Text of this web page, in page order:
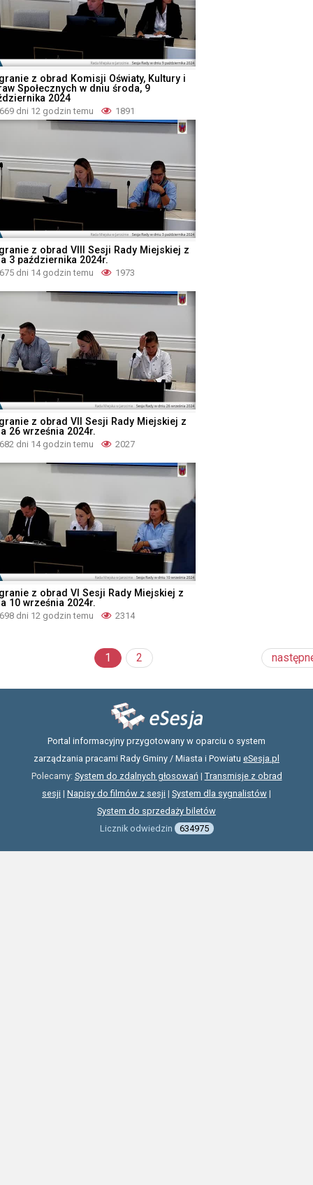
z obrad Komisji Oświaty, Kultury i
Społecznych w dniu środa, 9
2024
669 dni 12 godzin temu 1891
z obrad VIII Sesji Rady Miejskiej z
3 października 2024r.
675 dni 14 godzin temu 1973
z obrad VII Sesji Rady Miejskiej z
26 września 2024r.
682 dni 14 godzin temu 2027
z obrad VI Sesji Rady Miejskiej z
10 września 2024r.
698 dni 12 godzin temu 2314
1 2
Portal informacyjny przygotowany w oparciu o system
zarządzania pracami Rady Gminy / Miasta i Powiatu eSesja.pl
Polecamy: System do zdalnych głosowań| Transmisje z obrad
sesji | Napisy do filmów z sesji | System dla sygnalistów |
System do sprzedaży biletów
Licznik odwiedzin
634975